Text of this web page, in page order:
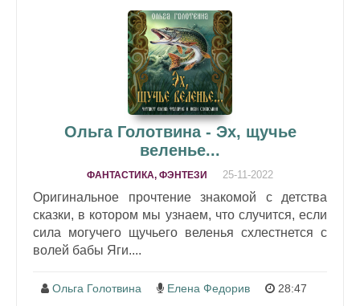
Ольга Голотвина - Эх, щучье
веленье...
ФАНТАСТИКА, ФЭНТЕЗИ 25-11-2022
Оригинальное прочтение знакомой с детства
сказки, в котором мы узнаем, что случится, если
сила могучего щучьего веленья схлестнется с
волей бабы Яги....
Ольга Голотвина Елена Федорив 28:47